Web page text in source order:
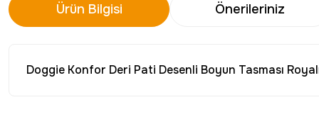
Ürün Bilgisi Önerileriniz
Doggie Konfor Deri Pati Desenli Boyun Tasması